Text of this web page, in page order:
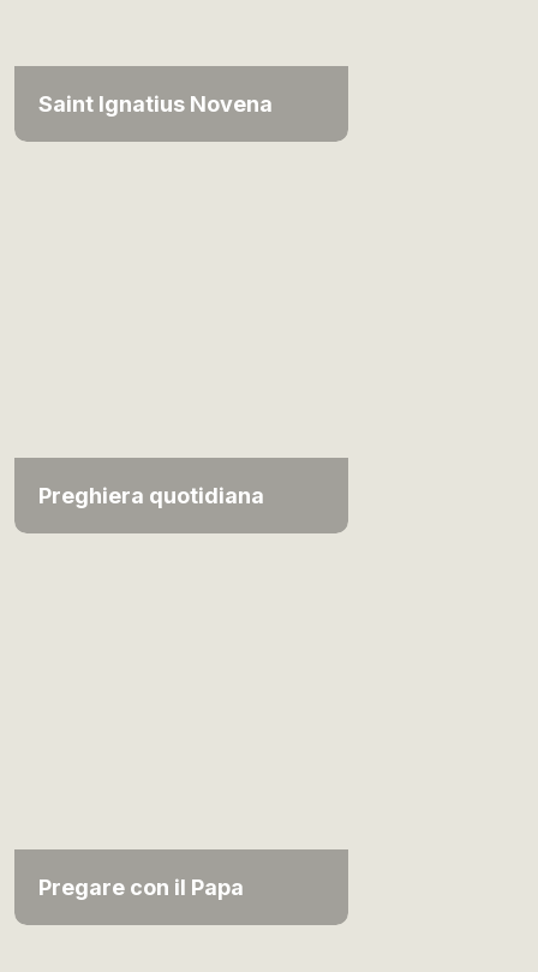
Saint Ignatius Novena
Preghiera quotidiana
Pregare con il Papa